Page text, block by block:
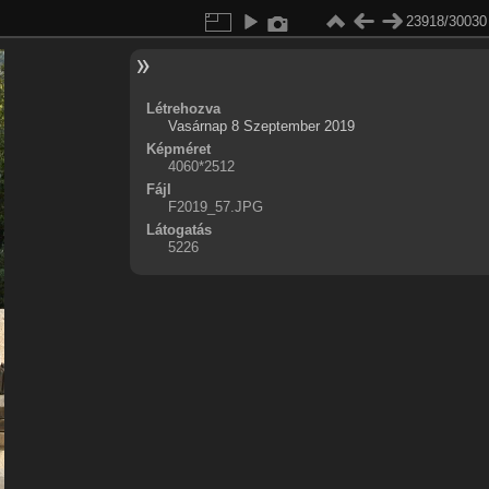
23918/30030
Létrehozva
Vasárnap 8 Szeptember 2019
Képméret
4060*2512
Fájl
F2019_57.JPG
Látogatás
5226